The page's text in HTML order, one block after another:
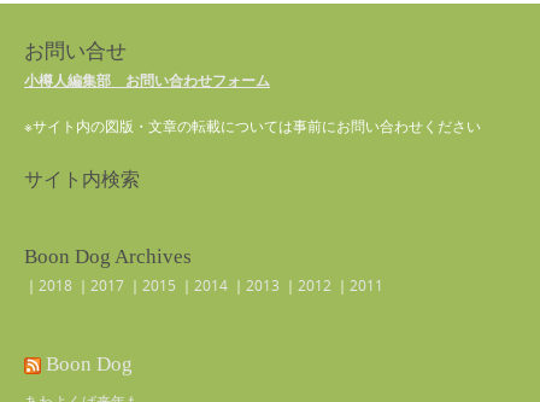
お問い合せ
小樽人編集部 お問い合わせフォーム
※サイト内の図版・文章の転載については事前にお問い合わせください
サイト内検索
Boon Dog Archives
｜ 2018 ｜ 2017 ｜ 2015 ｜ 2014 ｜ 2013 ｜ 2012 ｜ 2011
Boon Dog